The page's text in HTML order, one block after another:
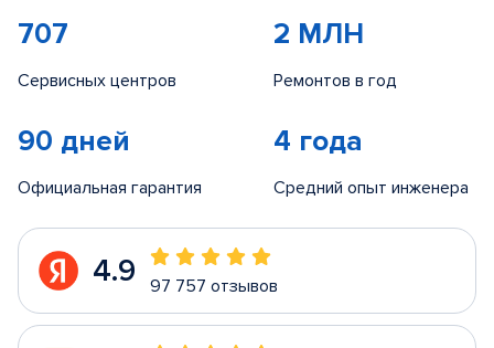
707
Сервисных центров
2 МЛН
Ремонтов в год
90 дней
Официальная гарантия
4 года
Средний опыт инженера
4.9 97 757 отзывов